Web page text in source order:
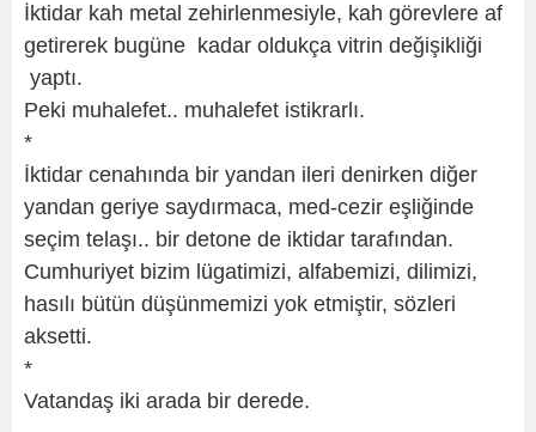
İktidar kah metal zehirlenmesiyle, kah görevlere af
getirerek bugüne kadar oldukça vitrin değişikliği
yaptı.
Peki muhalefet.. muhalefet istikrarlı.
*
İktidar cenahında bir yandan ileri denirken diğer
yandan geriye saydırmaca, med-cezir eşliğinde
seçim telaşı.. bir detone de iktidar tarafından.
Cumhuriyet bizim lügatimizi, alfabemizi, dilimizi,
hasılı bütün düşünmemizi yok etmiştir, sözleri
aksetti.
*
Vatandaş iki arada bir derede.